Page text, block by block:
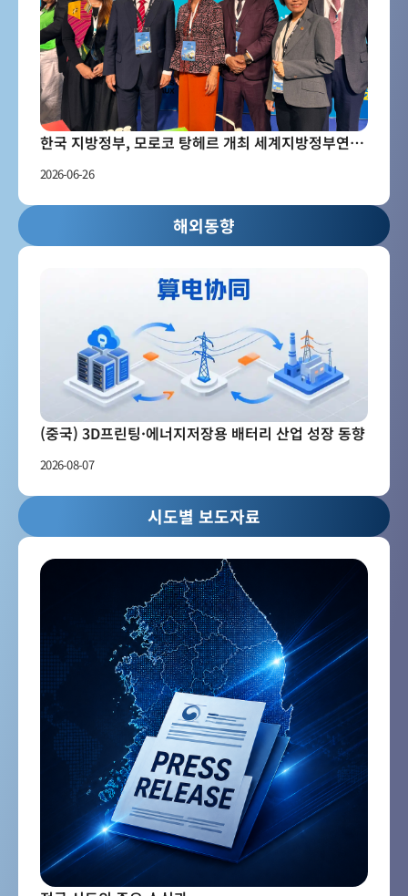
한국 지방정부, 모로코 탕헤르 개최 세계지방정부연합(UCLG) 세계총회 참석
2026-06-26
(중국) 3D프린팅·에너지저장용 배터리 산업 성장 동향
2026-08-07
해외동향
시도별 보도자료